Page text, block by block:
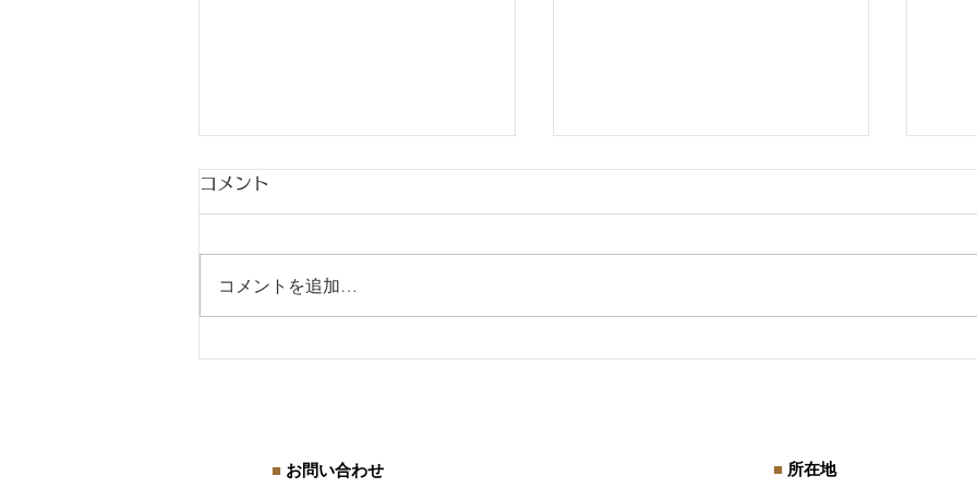
18歳未満を使用するときに
社会保険適用促進手当と保険
【閑
コメント
コメントを追加…
■ お問い合わせ ■ 所在地